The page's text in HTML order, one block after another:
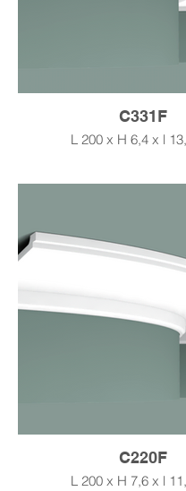
C331F
L 200 x H 6,4 x l
C220F
L 200 x H 7,6 x l